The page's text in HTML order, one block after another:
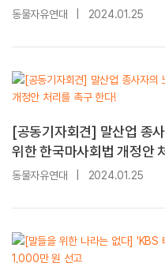
동물자유연대 2024.01.25
[공동기자회견] 말산업 종
위한 한국마사회법 개정안
동물자유연대 2024.01.25